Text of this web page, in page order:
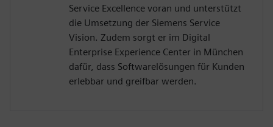
Service Excellence voran und unterstützt
die Umsetzung der Siemens Service
Vision. Zudem sorgt er im Digital
Enterprise Experience Center in München
dafür, dass Softwarelösungen für Kunden
erlebbar und greifbar werden.